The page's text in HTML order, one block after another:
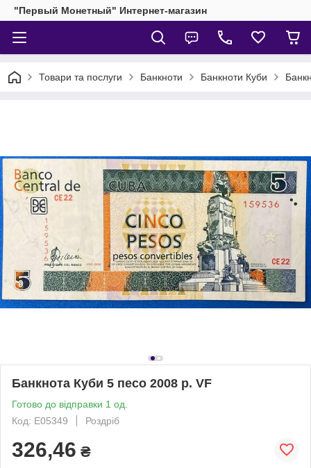
"Первый Монетный" Интернет-магазин
Товари та послуги Банкноти Банкноти Куби
Банкнота Куби 5 песо 2008 р. VF
Готово до відправки 1 од.
Код: Е05349
Роздріб
326,46 ₴